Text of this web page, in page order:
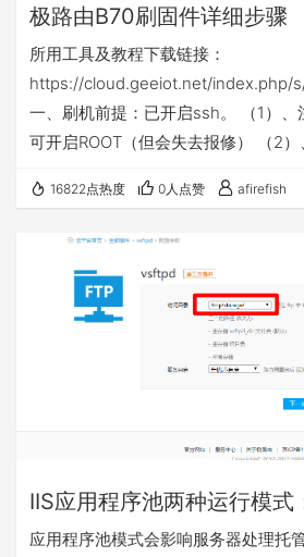
极路由B70刷固件详细步骤
所用工具及教程下载链接：
https://cloud.geeiot.net/index.php/
一、刷机前提：已开启ssh。 （1）、
可开启ROOT（但会失去报修） （2
第三方固件步骤：1、备份原官方固
件也可以全部备份到tmp目录下。…
16822点热度 0人点赞 afirefish
应用程序池模式会影响服务器处理托